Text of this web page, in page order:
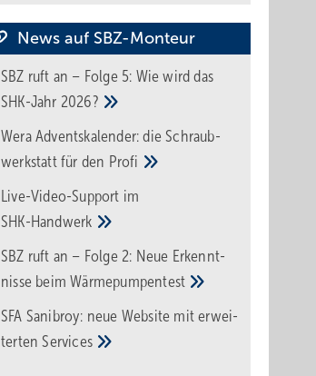
News auf SBZ-Monteur
SBZ ruft an – Folge 5: Wie wird das
SHK-Jahr 2026?
Wera Adventskalender: die Schraub­
werk­statt für den Pro­fi
Live-Video-Support im
SHK-Handwerk
SBZ ruft an – Folge 2: Neue Erkennt­
nisse beimWärme­pumpen­test
SFA Sanibroy: neue Web­site mit erwei­
tertenServices